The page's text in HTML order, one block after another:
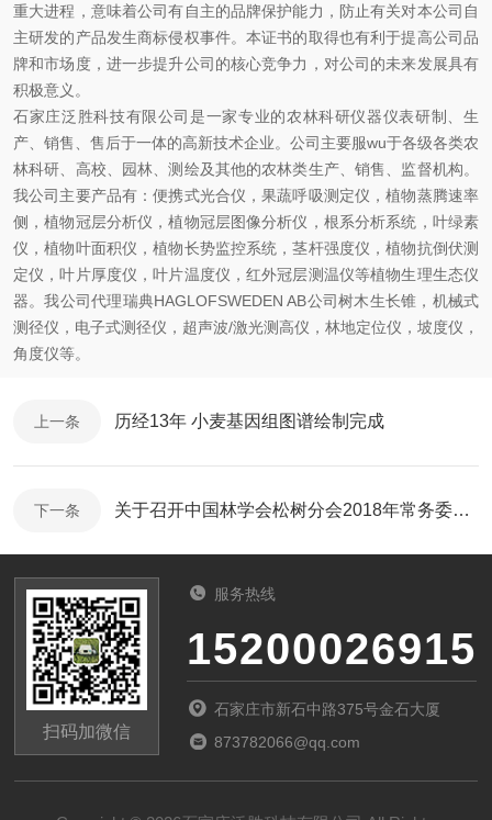
重大进程，意味着公司有自主的品牌保护能力，防止有关对本公司自
主研发的产品发生商标侵权事件。本证书的取得也有利于提高公司品
牌和市场度，进一步提升公司的核心竞争力，对公司的未来发展具有
积极意义。
石家庄泛胜科技有限公司是一家专业的农林科研仪器仪表研制、生
产、销售、售后于一体的高新技术企业。公司主要服wu于各级各类农
林科研、高校、园林、测绘及其他的农林类生产、销售、监督机构。
我公司主要产品有：便携式光合仪，果蔬呼吸测定仪，植物蒸腾速率
侧，植物冠层分析仪，植物冠层图像分析仪，根系分析系统，叶绿素
仪，植物叶面积仪，植物长势监控系统，茎杆强度仪，植物抗倒伏测
定仪，叶片厚度仪，叶片温度仪，红外冠层测温仪等植物生理生态仪
器。我公司代理瑞典HAGLOFSWEDEN AB公司树木生长锥，机械式
测径仪，电子式测径仪，超声波/激光测高仪，林地定位仪，坡度仪，
角度仪等。
上一条 历经13年 小麦基因组图谱绘制完成
下一条 关于召开中国林学会松树分会2018年常务委员会会议的通知
扫码加微信
服务热线
15200026915
石家庄市新石中路375号金石大厦
873782066@qq.com